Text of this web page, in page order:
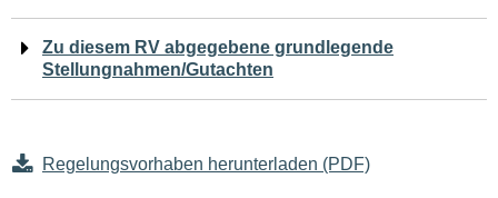
Zu diesem RV abgegebene grundlegende
Stellungnahmen/Gutachten
Regelungsvorhaben herunterladen (PDF)